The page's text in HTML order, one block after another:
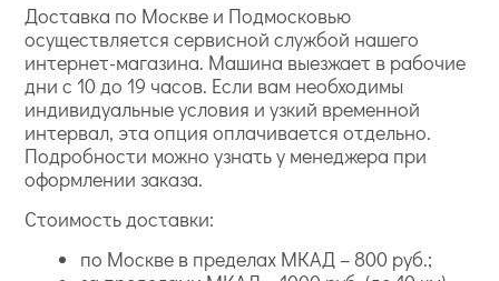
Доставка по Москве и Подмосковью
осуществляется сервисной службой нашего
интернет-магазина. Машина выезжает в рабочие
дни с 10 до 19 часов. Если вам необходимы
индивидуальные условия и узкий временной
интервал, эта опция оплачивается отдельно.
Подробности можно узнать у менеджера при
оформлении заказа.
Стоимость доставки:
по Москве в пределах МКАД – 800 руб.;